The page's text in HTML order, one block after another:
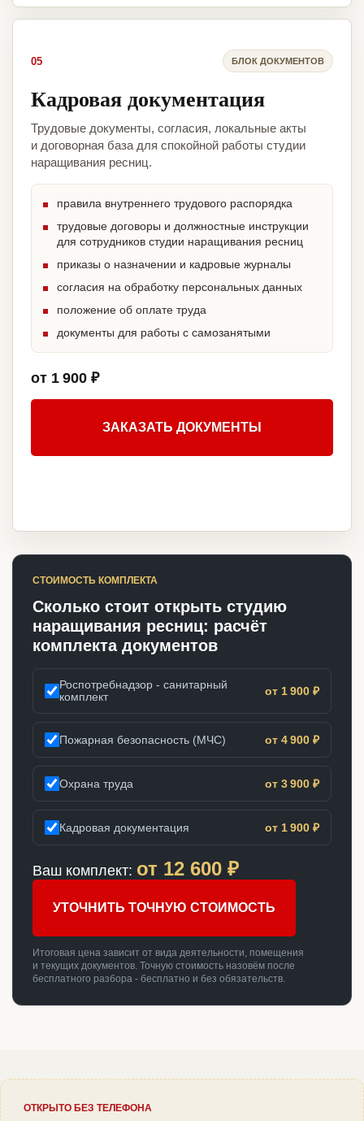
05 БЛОК ДОКУМЕНТОВ
Кадровая документация
Трудовые документы, согласия, локальные акты
и договорная база для спокойной работы студии
наращивания ресниц.
правила внутреннего трудового распорядка
трудовые договоры и должностные инструкции
для сотрудников студии наращивания ресниц
приказы о назначении и кадровые журналы
согласия на обработку персональных данных
положение об оплате труда
документы для работы с самозанятыми
от 1 900 ₽
ЗАКАЗАТЬ ДОКУМЕНТЫ
СТОИМОСТЬ КОМПЛЕКТА
Сколько стоит открыть студию
наращивания ресниц: расчёт
комплекта документов
Роспотребнадзор - санитарный
комплект
от 1 900 ₽
Пожарная безопасность (МЧС) от 4 900 ₽
Охрана труда от 3 900 ₽
Кадровая документация от 1 900 ₽
Ваш комплект: от 12 600 ₽
УТОЧНИТЬ ТОЧНУЮ СТОИМОСТЬ
Итоговая цена зависит от вида деятельности, помещения
и текущих документов. Точную стоимость назовём после
бесплатного разбора - бесплатно и без обязательств.
ОТКРЫТО БЕЗ ТЕЛЕФОНА